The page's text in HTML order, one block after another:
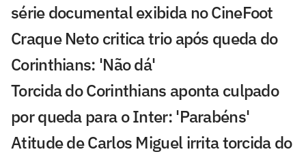
série documental exibida no CineFoot
Craque Neto critica trio após queda do
Corinthians: 'Não dá'
Torcida do Corinthians aponta culpado
por queda para o Inter: 'Parabéns'
Atitude de Carlos Miguel irrita torcida do